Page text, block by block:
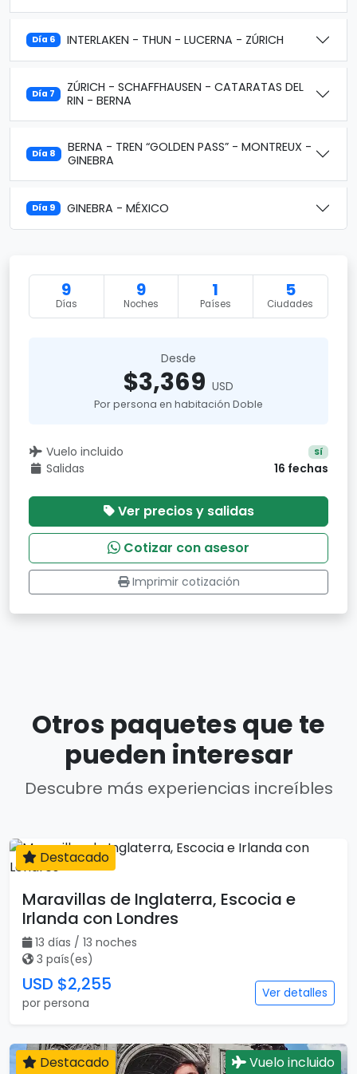
Día 6 INTERLAKEN - THUN - LUCERNA - ZÚRICH
Día 7
ZÚRICH - SCHAFFHAUSEN - CATARATAS DEL
RIN - BERNA
Día 8
BERNA - TREN “GOLDEN PASS” - MONTREUX -
GINEBRA
Día 9 GINEBRA - MÉXICO
9
Días
9
Noches
1
Países
5
Ciudades
Desde
$3,369 USD
Por persona en habitación Doble
Vuelo incluido Sí
Salidas 16 fechas
Ver precios y salidas
Cotizar con asesor
Imprimir cotización
Otros paquetes que te
pueden interesar
Descubre más experiencias increíbles
13 días
Destacado
Irlanda con Londres
13 días / 13 noches